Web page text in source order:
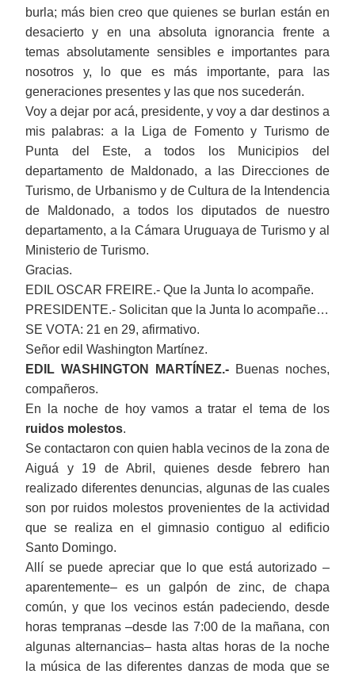
burla; más bien creo que quienes se burlan están en
desacierto y en una absoluta ignorancia frente a
temas absolutamente sensibles e importantes para
nosotros y, lo que es más importante, para las
generaciones presentes y las que nos sucederán.
Voy a dejar por acá, presidente, y voy a dar destinos a
mis palabras: a la Liga de Fomento y Turismo de
Punta del Este, a todos los Municipios del
departamento de Maldonado, a las Direcciones de
Turismo, de Urbanismo y de Cultura de la Intendencia
de Maldonado, a todos los diputados de nuestro
departamento, a la Cámara Uruguaya de Turismo y al
Ministerio de Turismo.
Gracias.
EDIL OSCAR FREIRE.- Que la Junta lo acompañe.
PRESIDENTE.- Solicitan que la Junta lo acompañe…
SE VOTA: 21 en 29, afirmativo.
Señor edil Washington Martínez.
EDIL WASHINGTON MARTÍNEZ.- Buenas noches,
compañeros.
En la noche de hoy vamos a tratar el tema de los
ruidos molestos.
Se contactaron con quien habla vecinos de la zona de
Aiguá y 19 de Abril, quienes desde febrero han
realizado diferentes denuncias, algunas de las cuales
son por ruidos molestos provenientes de la actividad
que se realiza en el gimnasio contiguo al edificio
Santo Domingo.
Allí se puede apreciar que lo que está autorizado ‒
aparentemente‒ es un galpón de zinc, de chapa
común, y que los vecinos están padeciendo, desde
horas tempranas ‒desde las 7:00 de la mañana, con
algunas alternancias‒ hasta altas horas de la noche
la música de las diferentes danzas de moda que se